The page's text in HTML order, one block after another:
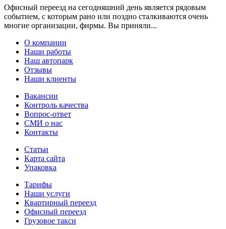
Офисный переезд на сегодняшний день является рядовым
событием, с которым рано или поздно сталкиваются очень
многие организации, фирмы. Вы приняли...
О компании
Наши работы
Наш автопарк
Отзывы
Наши клиенты
Вакансии
Контроль качества
Вопрос-ответ
СМИ о нас
Контакты
Статьи
Карта сайта
Упаковка
Тарифы
Наши услуги
Квартирный переезд
Офисный переезд
Грузовое такси